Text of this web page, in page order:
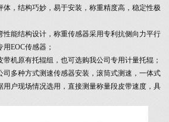
，结构巧妙，易于安装，称重精度高，稳定性极
能结构设计，称重传感器采用专利抗侧向力平行
EOC传感器；
原有托辊组，也可选购我公司专用计量托辊；
多种方式测速传感器安装，滚筒式测速，一体式
用户现场情况选用，直接测量称量段皮带速度，具